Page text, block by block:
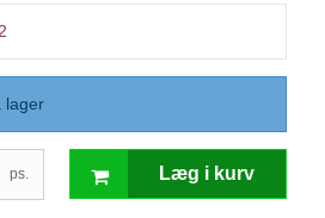
lager
ps. Læg i kurv